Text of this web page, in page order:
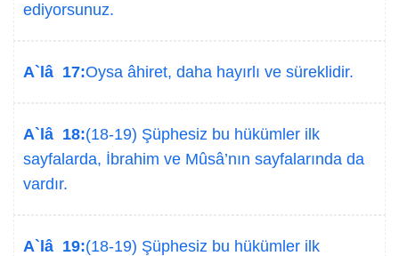
ediyorsunuz.
A`lâ 17:Oysa âhiret, daha hayırlı ve süreklidir.
A`lâ 18:(18-19) Şüphesiz bu hükümler ilk
sayfalarda, İbrahim ve Mûsâ’nın sayfalarında da
vardır.
A`lâ 19:(18-19) Şüphesiz bu hükümler ilk